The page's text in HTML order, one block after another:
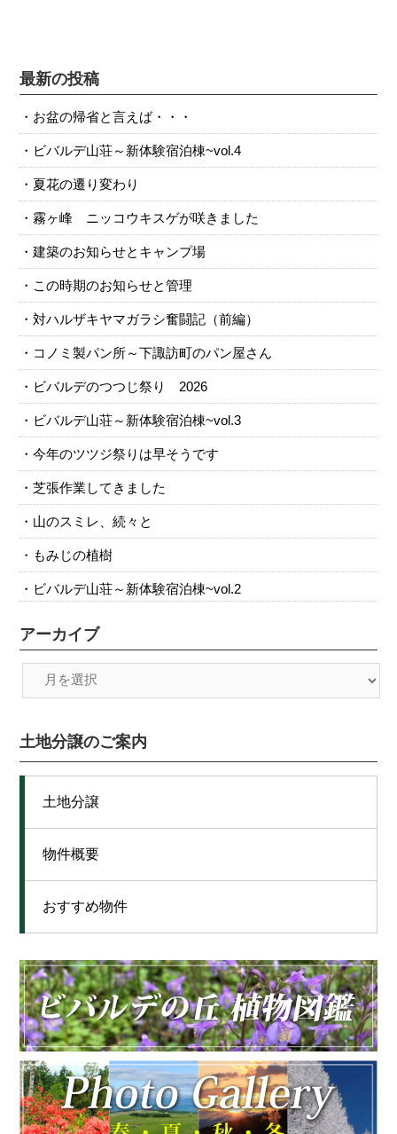
最新の投稿
お盆の帰省と言えば・・・
ビバルデ山荘～新体験宿泊棟~vol.4
夏花の遷り変わり
霧ヶ峰 ニッコウキスゲが咲きました
建築のお知らせとキャンプ場
この時期のお知らせと管理
対ハルザキヤマガラシ奮闘記（前編）
コノミ製パン所～下諏訪町のパン屋さん
ビバルデのつつじ祭り 2026
ビバルデ山荘～新体験宿泊棟~vol.3
今年のツツジ祭りは早そうです
芝張作業してきました
山のスミレ、続々と
もみじの植樹
ビバルデ山荘～新体験宿泊棟~vol.2
アーカイブ
土地分譲のご案内
土地分譲
物件概要
おすすめ物件